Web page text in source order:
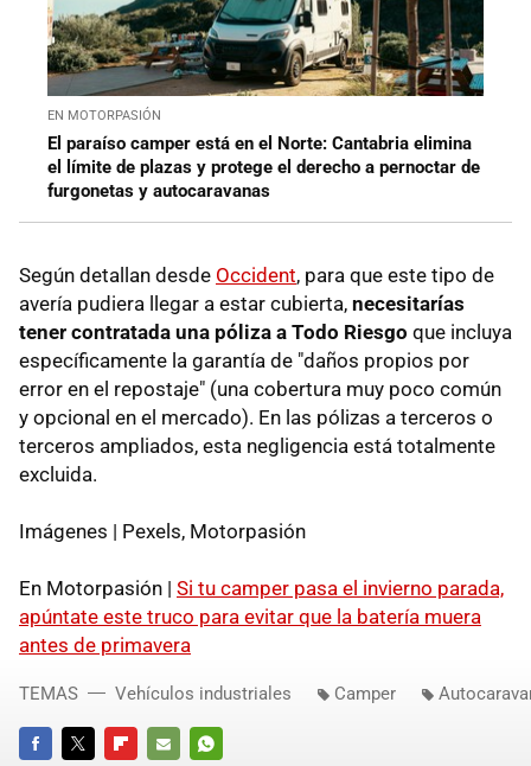
EN MOTORPASIÓN
El paraíso camper está en el Norte: Cantabria elimina
el límite de plazas y protege el derecho a pernoctar de
furgonetas y autocaravanas
Según detallan desde Occident, para que este tipo de
avería pudiera llegar a estar cubierta, necesitarías
tener contratada una póliza a Todo Riesgo que incluya
específicamente la garantía de "daños propios por
error en el repostaje" (una cobertura muy poco común
y opcional en el mercado). En las pólizas a terceros o
terceros ampliados, esta negligencia está totalmente
excluida.
Imágenes | Pexels, Motorpasión
En Motorpasión | Si tu camper pasa el invierno parada,
apúntate este truco para evitar que la batería muera
antes de primavera
TEMAS Vehículos industriales Camper